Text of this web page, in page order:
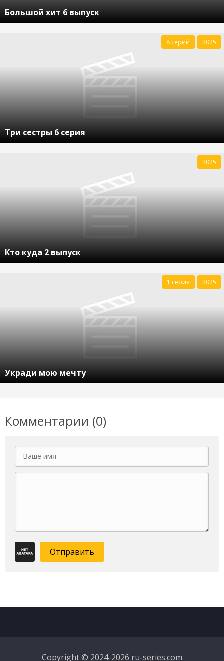
Большой хит 6 выпуск
Три сестры 6 серия
8 серий 2025
Кто куда 2 выпуск
2025
Укради мою мечту
1 серия 2025
Комментарии (0)
Отправить
Copyright © 2024-2026 ru-series.com